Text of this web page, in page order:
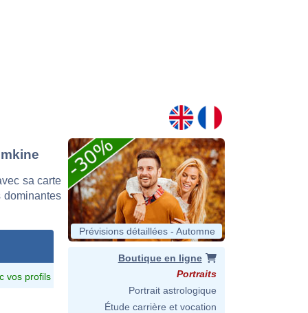
sa carte
vos profils
Prévisions détaillées - Automne
Boutique en ligne
Portraits
Portrait astrologique
Étude carrière et vocation